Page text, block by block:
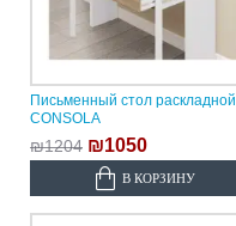
Письменный стол раскладной
CONSOLA
₪1204 ₪1050
В КОРЗИНУ